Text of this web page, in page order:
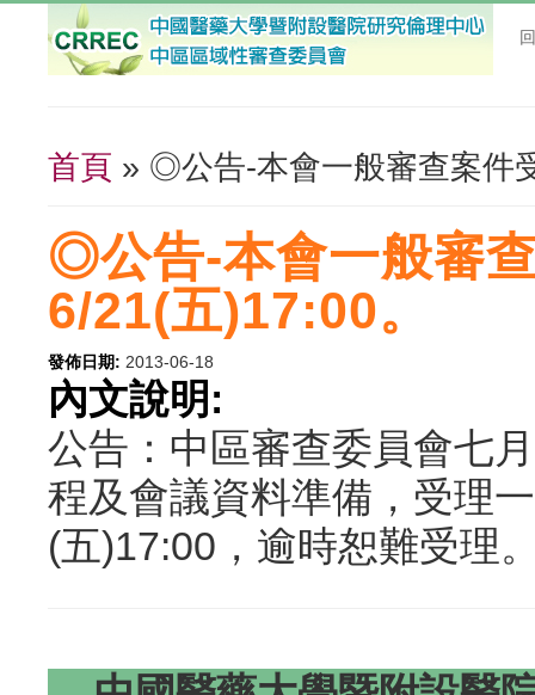
您在這裡
首頁 » ◎公告-本會一般審查案件
◎公告-本會一般審
6/21(五)17:00。
發佈日期: 2013-06-18
內文說明:
公告：中區審查委員會七
程及會議資料準備，受理
(五)17:00，逾時恕難受理